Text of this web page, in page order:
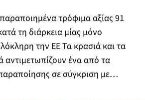
τρόφιμα αξίας 91
τη διάρκεια μίας μόνο
την ΕΕ Τα κρασιά και τα
ένα από τα
σε σύγκριση με…